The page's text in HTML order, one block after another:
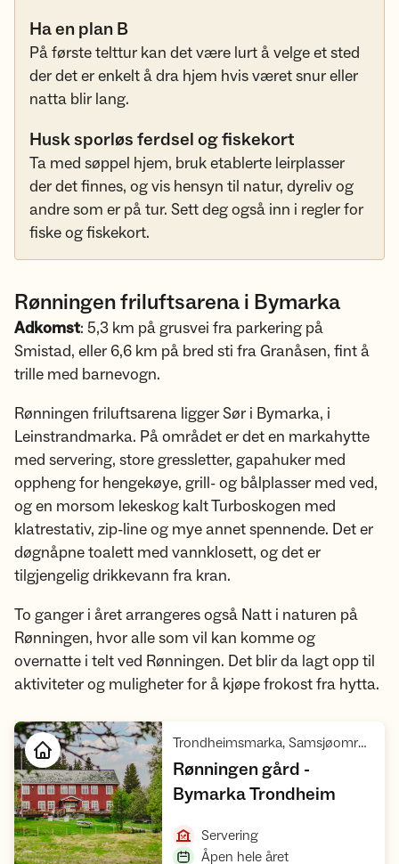
Ha en plan B
På første telttur kan det være lurt å velge et sted
der det er enkelt å dra hjem hvis været snur eller
natta blir lang.
Husk sporløs ferdsel og fiskekort
Ta med søppel hjem, bruk etablerte leirplasser
der det finnes, og vis hensyn til natur, dyreliv og
andre som er på tur. Sett deg også inn i regler for
fiske og fiskekort.
Rønningen friluftsarena i Bymarka
Adkomst: 5,3 km på grusvei fra parkering på
Smistad, eller 6,6 km på bred sti fra Granåsen, fint å
trille med barnevogn.
Rønningen friluftsarena ligger Sør i Bymarka, i
Leinstrandmarka. På området er det en markahytte
med servering, store gressletter, gapahuker med
oppheng for hengekøye, grill- og bålplasser med ved,
og en morsom lekeskog kalt Turboskogen med
klatrestativ, zip-line og mye annet spennende. Det er
døgnåpne toalett med vannklosett, og det er
tilgjengelig drikkevann fra kran.
To ganger i året arrangeres også Natt i naturen på
Rønningen, hvor alle som vil kan komme og
overnatte i telt ved Rønningen. Det blir da lagt opp til
aktiviteter og muligheter for å kjøpe frokost fra hytta.
Trondheimsmarka, Samsjøområdet og Ilfjellet, Trøndelagskysten
Rønningen gård -
Bymarka Trondheim
Servering,
Åpen hele året,